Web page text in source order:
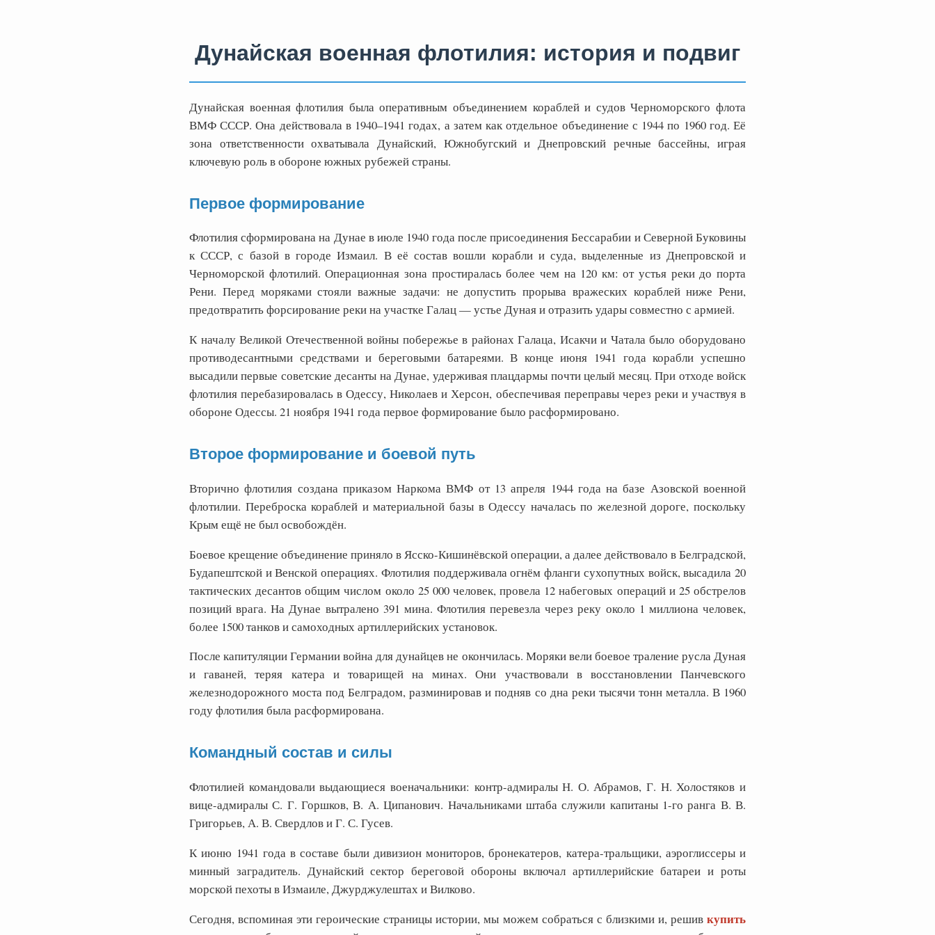
Дунайская военная флотилия: история и подвиг
Дунайская военная флотилия была оперативным объединением кораблей и судов Черноморского флота
ВМФ СССР. Она действовала в 1940–1941 годах, а затем как отдельное объединение с 1944 по 1960 год. Её
зона ответственности охватывала Дунайский, Южнобугский и Днепровский речные бассейны, играя
ключевую роль в обороне южных рубежей страны.
Первое формирование
Флотилия сформирована на Дунае в июле 1940 года после присоединения Бессарабии и Северной Буковины
к СССР, с базой в городе Измаил. В её состав вошли корабли и суда, выделенные из Днепровской и
Черноморской флотилий. Операционная зона простиралась более чем на 120 км: от устья реки до порта
Рени. Перед моряками стояли важные задачи: не допустить прорыва вражеских кораблей ниже Рени,
предотвратить форсирование реки на участке Галац — устье Дуная и отразить удары совместно с армией.
К началу Великой Отечественной войны побережье в районах Галаца, Исакчи и Чатала было оборудовано
противодесантными средствами и береговыми батареями. В конце июня 1941 года корабли успешно
высадили первые советские десанты на Дунае, удерживая плацдармы почти целый месяц. При отходе войск
флотилия перебазировалась в Одессу, Николаев и Херсон, обеспечивая переправы через реки и участвуя в
обороне Одессы. 21 ноября 1941 года первое формирование было расформировано.
Второе формирование и боевой путь
Вторично флотилия создана приказом Наркома ВМФ от 13 апреля 1944 года на базе Азовской военной
флотилии. Переброска кораблей и материальной базы в Одессу началась по железной дороге, поскольку
Крым ещё не был освобождён.
Боевое крещение объединение приняло в Ясско-Кишинёвской операции, а далее действовало в Белградской,
Будапештской и Венской операциях. Флотилия поддерживала огнём фланги сухопутных войск, высадила 20
тактических десантов общим числом около 25 000 человек, провела 12 набеговых операций и 25 обстрелов
позиций врага. На Дунае вытралено 391 мина. Флотилия перевезла через реку около 1 миллиона человек,
более 1500 танков и самоходных артиллерийских установок.
После капитуляции Германии война для дунайцев не окончилась. Моряки вели боевое траление русла Дуная
и гаваней, теряя катера и товарищей на минах. Они участвовали в восстановлении Панчевского
железнодорожного моста под Белградом, разминировав и подняв со дна реки тысячи тонн металла. В 1960
году флотилия была расформирована.
Командный состав и силы
Флотилией командовали выдающиеся военачальники: контр-адмиралы Н. О. Абрамов, Г. Н. Холостяков и
вице-адмиралы С. Г. Горшков, В. А. Ципанович. Начальниками штаба служили капитаны 1-го ранга В. В.
Григорьев, А. В. Свердлов и Г. С. Гусев.
К июню 1941 года в составе были дивизион мониторов, бронекатеров, катера-тральщики, аэроглиссеры и
минный заградитель. Дунайский сектор береговой обороны включал артиллерийские батареи и роты
морской пехоты в Измаиле, Джурджулештах и Вилково.
Сегодня, вспоминая эти героические страницы истории, мы можем собраться с близкими и, решив купить